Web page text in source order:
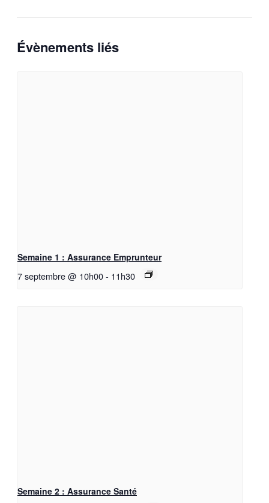
Évènements liés
Semaine 1 : Assurance Emprunteur
7 septembre @ 10h00- 11h30
Semaine 2 : Assurance Santé